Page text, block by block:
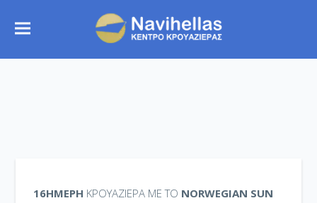
16ΉΜΕΡΗ ΚΡΟΥΑΖΙΕΡΑ ΜΕ ΤΟ NORWEGIAN SUN